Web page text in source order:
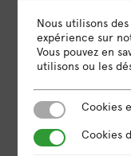
Livrable
de revient
Nous utilisons
expérience sur
Vous pouvez en
utilisons ou les
Cookies essentiels
Cookies
Cookies deCookies